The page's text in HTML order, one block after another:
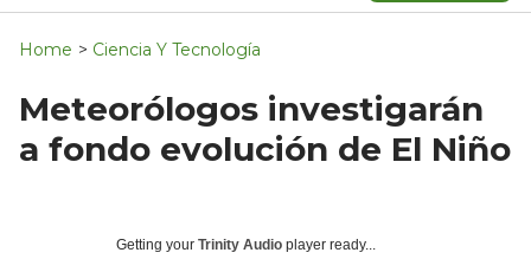
Navigation
Home > Ciencia Y Tecnología
Meteorólogos investigarán
a fondo evolución de El Niño
Getting your Trinity Audio player ready...